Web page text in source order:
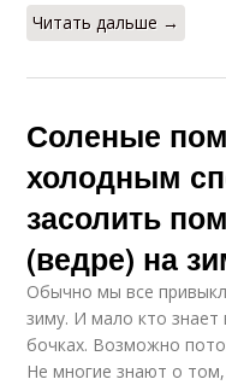
Читать дальше →
Соленые
холодным
засолить
(ведре) на
Обычно мы все
зиму. И мало кто знает
бочках. Возможно
Не многие знают о